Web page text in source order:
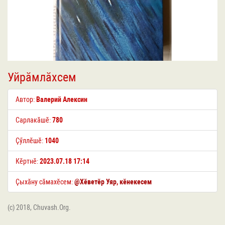
Уйрӑмлӑхсем
Автор:Валерий Алексин
Сарлакӑшӗ:780
Ҫӳллӗшӗ: 1040
Кӗртнӗ:2023.07.18 17:14
Ҫыхӑну сӑмахӗсем:@Хӗветӗр Уяр,кӗнекесем
(c) 2018, Chuvash.Org.